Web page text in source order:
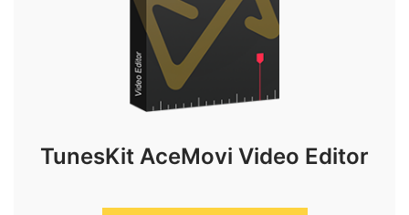
TunesKit AceMovi Video Editor